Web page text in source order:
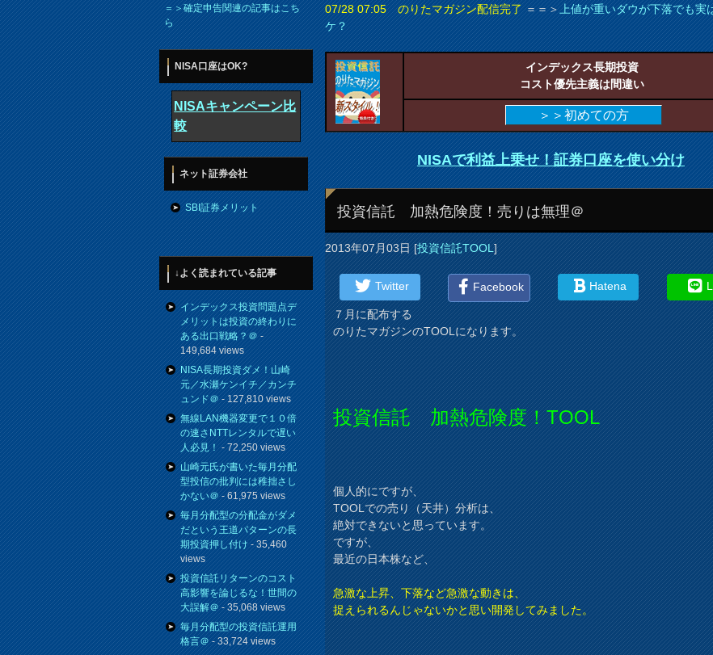
07/28 07:05 のりたマガジン配信完了＝＝＞上値が重いダウが下落でも実
ケ？
インデックス長期投資
コスト優先主義は間違い
＞＞初めての方
NISAで利益上乗せ！証券口座を使い分け
投資信託 加熱危険度！売りは無理＠
2013年07月03日[投資信託TOOL]
Twitter Facebook Hatena
７月に配布する
のりたマガジンのTOOLになります。
投資信託 加熱危険度！TOOL
個人的にですが、
TOOLでの売り（天井）分析は、
絶対できないと思っています。
ですが、
最近の日本株など、
急激な上昇、下落など急激な動きは、
捉えられるんじゃないかと思い開発してみました。
＝＞確定申告関連の記事はこち
ら
NISA口座はOK?
NISAキャンペーン比
較
ネット証券会社
SBI証券メリット
↓よく読まれている記事
インデックス投資問題点デ
メリットは投資の終わりに
ある出口戦略？＠-
149,684 views
NISA長期投資ダメ！山崎
元／水瀬ケンイチ／カンチ
ュンド＠- 127,810 views
無線LAN機器変更で１０倍
の速さNTTレンタルで遅い
人必見！- 72,250 views
山崎元氏が書いた毎月分配
型投信の批判には稚拙さし
かない＠- 61,975 views
毎月分配型の分配金がダメ
だという王道パターンの長
期投資押し付け- 35,460
views
投資信託リターンのコスト
高影響を論じるな！世間の
大誤解＠- 35,068 views
毎月分配型の投資信託運用
格言＠- 33,724 views